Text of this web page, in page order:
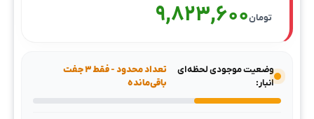
تومان9,823,600
وضعیت موجودی لحظه‌ای
انبار:
تعداد محدود - فقط ۳ جفت
باقی‌مانده